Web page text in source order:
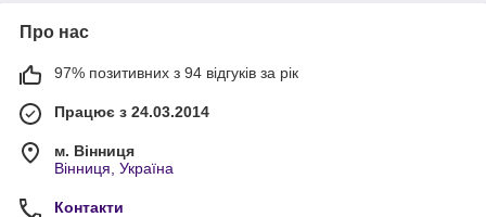
Про нас
97% позитивних з 94 відгуків за рік
Працює з 24.03.2014
м. Вінниця
Вінниця, Україна
Контакти